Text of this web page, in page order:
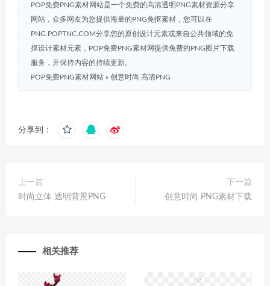
POP免费PNG素材网站是一个免费的高清透明PNG素材资源分享
网站，众多网友为您提供海量的PNG免抠素材，您可以在
PNG.POPTNC.COM分享您的原创设计元素或来自公共领域的免
抠设计素材元素，POP免费PNG素材网提供免费的PNG图片下载
服务，并保持内容的持续更新。
POP免费PNG素材网站 » 创意时尚 高清PNG
分享到：
上一篇
时尚立体 透明背景PNG
下一篇
创意时尚 PNG素材下载
相关推荐